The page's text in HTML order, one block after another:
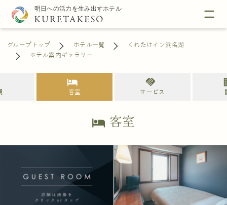
グループトップ ホテル一覧
くれたけイン浜名湖
ホテル案内ギャラリー
hotel
客室
handshake
サービス
hotel 客室